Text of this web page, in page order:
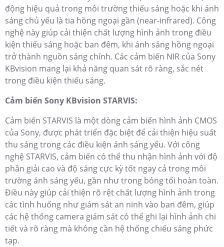
động hiệu quả trong môi trường thiếu sáng hoặc khi ánh
sáng chủ yếu là tia hồng ngoại gần (near-infrared). Công
nghệ này giúp cải thiện chất lượng hình ảnh trong điều
kiện thiếu sáng hoặc ban đêm, khi ánh sáng hồng ngoại
trở thành nguồn sáng chính. Các cảm biến NIR của Sony
KBvision mang lại khả năng quan sát rõ ràng, sắc nét
trong điều kiện thiếu sáng.
Cảm biến Sony KBvision STARVIS:
Cảm biến STARVIS là một dòng cảm biến hình ảnh CMOS
của Sony, được phát triển đặc biệt để cải thiện hiệu suất
thu sáng trong các điều kiện ánh sáng yếu. Với công
nghệ STARVIS, cảm biến có thể thu nhận hình ảnh với độ
phân giải cao và độ sáng cực kỳ tốt ngay cả trong môi
trường ánh sáng yếu, gần như trong bóng tối hoàn toàn.
Điều này giúp cải thiện rõ rệt chất lượng hình ảnh trong
các tình huống như giám sát an ninh vào ban đêm, giúp
các hệ thống camera giám sát có thể ghi lại hình ảnh chi
tiết và rõ ràng mà không cần hệ thống chiếu sáng phức
tạp.